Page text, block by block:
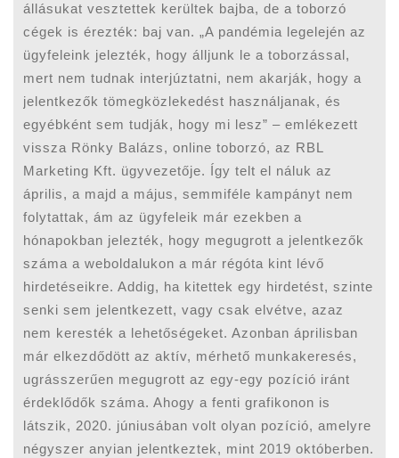
állásukat vesztettek kerültek bajba, de a toborzó
cégek is érezték: baj van. „A pandémia legelején az
ügyfeleink jelezték, hogy álljunk le a toborzással,
mert nem tudnak interjúztatni, nem akarják, hogy a
jelentkezők tömegközlekedést használjanak, és
egyébként sem tudják, hogy mi lesz” – emlékezett
vissza Rönky Balázs, online toborzó, az RBL
Marketing Kft. ügyvezetője. Így telt el náluk az
április, a majd a május, semmiféle kampányt nem
folytattak, ám az ügyfeleik már ezekben a
hónapokban jelezték, hogy megugrott a jelentkezők
száma a weboldalukon a már régóta kint lévő
hirdetéseikre. Addig, ha kitettek egy hirdetést, szinte
senki sem jelentkezett, vagy csak elvétve, azaz
nem keresték a lehetőségeket. Azonban áprilisban
már elkezdődött az aktív, mérhető munkakeresés,
ugrásszerűen megugrott az egy-egy pozíció iránt
érdeklődők száma. Ahogy a fenti grafikonon is
látszik, 2020. júniusában volt olyan pozíció, amelyre
négyszer anyian jelentkeztek, mint 2019 októberben.